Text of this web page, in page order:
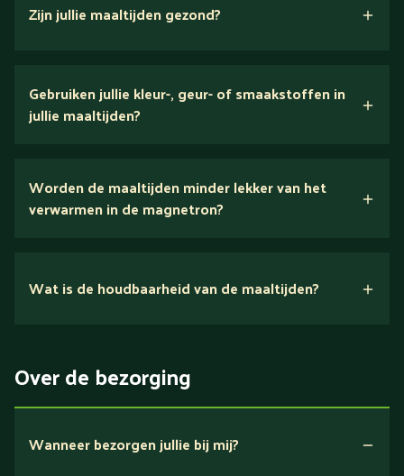
Zijn jullie maaltijden gezond?
voedingsexperts
Verlaagd in koolhydraten
Verlaagd in zout
Gebruiken jullie kleur-, geur- of smaakstoffen in
jullie maaltijden?
Worden de maaltijden minder lekker van het
verwarmen in de magnetron?
Wat is de houdbaarheid van de maaltijden?
Over de bezorging
Wanneer bezorgen jullie bij mij?